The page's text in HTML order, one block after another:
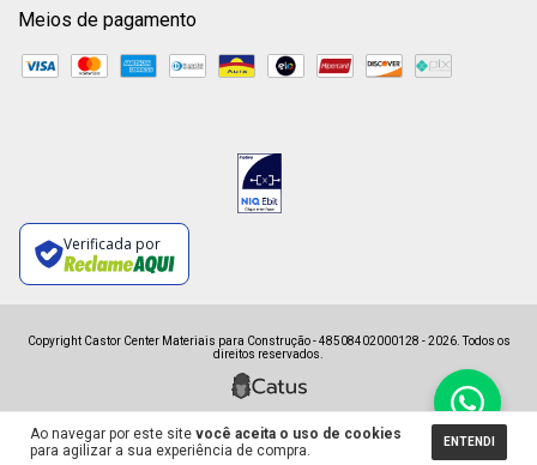
Ao navegar por este site você aceita o uso de cookies
para agilizar a sua experiência de compra.
ENTENDI
Meios de pagamento
Verificada por
Copyright Castor Center Materiais para Construção - 48508402000128 - 2026. Todos os
direitos reservados.